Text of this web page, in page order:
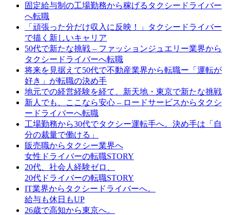
固定給与制の工場勤務から稼げるタクシードライバー
へ転職
「頑張った分だけ収入に反映！」タクシードライバー
で描く新しいキャリア
50代で新たな挑戦 – ファッションジュエリー業界から
タクシードライバーへ転職
将来を見据えて50代で不動産業界から転職ー「運転が
好き」が転職の決め手
地元での経営経験を経て、新天地・東京で新たな挑戦
新人でも、ここなら安心 – ロードサービスからタクシ
ードライバーへ転職
工場勤務から30代でタクシー運転手へ。決め手は「自
分の裁量で働ける」
販売職からタクシー業界へ
女性ドライバーの転職STORY
20代、社会人経験ゼロ、
20代ドライバーの転職STORY
IT業界からタクシードライバーへ。
給与も休日もUP
26歳で高知から東京へ。